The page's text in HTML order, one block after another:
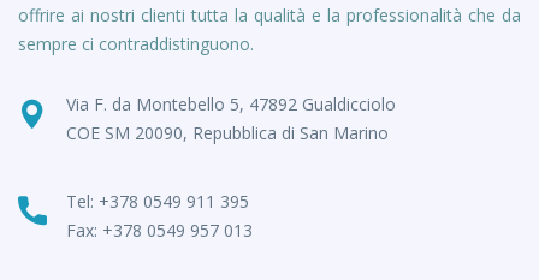
offrire ai nostri clienti tutta la qualità e la professionalità che da
sempre ci contraddistinguono.
Via F. da Montebello 5, 47892 Gualdicciolo
COE SM 20090, Repubblica di San Marino
Tel: +378 0549 911 395
Fax: +378 0549 957 013